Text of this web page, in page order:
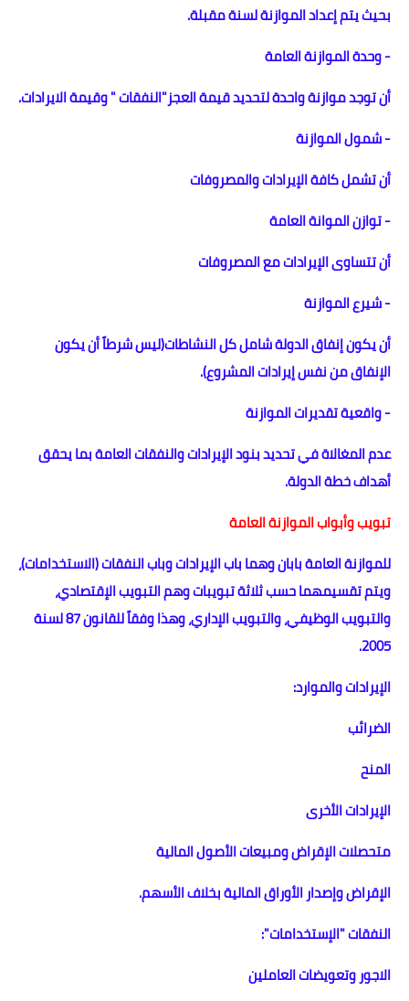
بحيث يتم إعداد الموازنة لسنة مقبلة.
- وحدة الموازنة العامة
أن توجد موازنة واحدة لتحديد قيمة العجز"النفقات " وقيمة الايرادات.
- شمول الموازنة
أن تشمل كافة الإيرادات والمصروفات
- توازن الموانة العامة
أن تتساوى الإيرادات مع المصروفات
- شيرع الموازنة
أن يكون إنفاق الدولة شامل كل النشاطات(ليس شرطاً أن يكون
الإنفاق من نفس إيرادات المشروع).
- واقعية تقديرات الموازنة
عدم المغالاة في تحديد بنود الإيرادات والنفقات العامة بما يحقق
أهداف خطة الدولة.
تبويب وأبواب الموازنة العامة
للموازنة العامة بابان وهما باب الإيرادات وباب النفقات (الاستخدامات)،
ويتم تقسيمهما حسب ثلاثة تبويبات وهم التبويب الإقتصادي،
والتبويب الوظيفي، والتبويب الإداري، وهذا وفقاً للقانون 87 لسنة
2005.
الإيرادات والموارد:
الضرائب
المنح
الإيرادات الأخرى
متحصلات الإقراض ومبيعات الأصول المالية
الإقراض وإصدار الأوراق المالية بخلاف الأسهم.
النفقات "الإستخدامات":
الاجور وتعويضات العاملين